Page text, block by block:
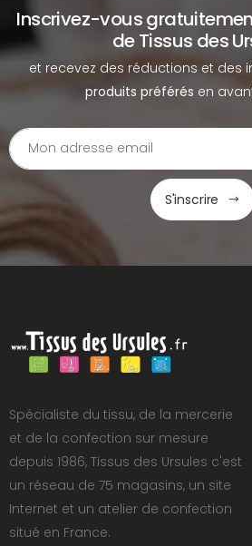
Inscrivez-vous
de Tissus des
et recevez des réductions et des
produits préférés en
S'inscrire
Spécialiste du tissu, de la mercerie
et de la confection sur mesure
depuis 1986, Tissus des Ursules c'est
un réseau de 75 magasins, un site
Internet et un atelier de confection
situé en France.